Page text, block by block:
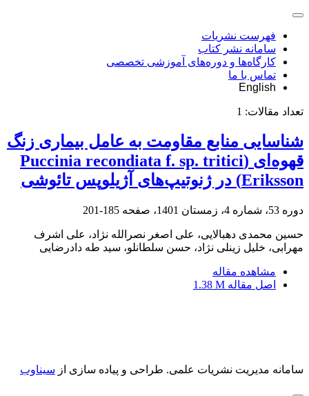
فهرست نشریات
سامانه نشر کتاب
کارگاه‌ها و دوره‌های آموزشی تخصصی
تماس با ما
English
تعداد مقالات: 1
شناسایی منابع مقاومت به عامل بیماری زنگ
قهوه‌ای (Puccinia recondiata f. sp. tritici
Eriksson) در ژنوتیپ‌های آژیلوپس تائوشی
دوره 53، شماره 4، زمستان 1401، صفحه 185-201
حسین محمدی دهبالایی، علی اصغر نصرالله نژاد، علی اشرف
مهرابی، خلیل زینلی نژاد، حسن سلطانلو، سید طه دادرضایی
مشاهده مقاله
اصل مقاله 1.38 M
سامانه مدیریت نشریات علمی. طراحی و پیاده سازی از سیناوب